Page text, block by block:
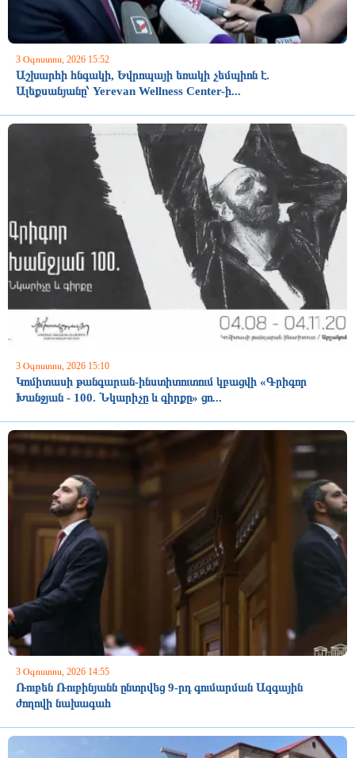
3 Օգոստոս, 2026 15:52
Աշխարհի հնգակի, Եվրոպայի եռակի չեմպիոն է.
Ալեքսանյանը՝ Yerevan Wellness Center-ի...
3 Օգոստոս, 2026 15:10
Կոմիտասի թանգարան-ինստիտուտում կբացվի «Գրիգոր
Խանջյան - 100. Նկարիչը և գիրքը» ցո...
3 Օգոստոս, 2026 14:55
Ռուբեն Ռուբինյանն ընտրվեց 9-րդ գումարման Ազգային
ժողովի նախագահ